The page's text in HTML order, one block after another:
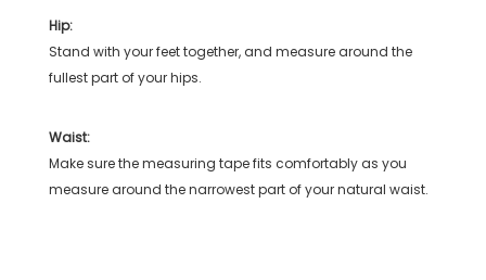
Hip:
Stand with your feet together, and measure around the
fullest part of your hips.
Waist:
Make sure the measuring tape fits comfortably as you
measure around the narrowest part of your natural waist.